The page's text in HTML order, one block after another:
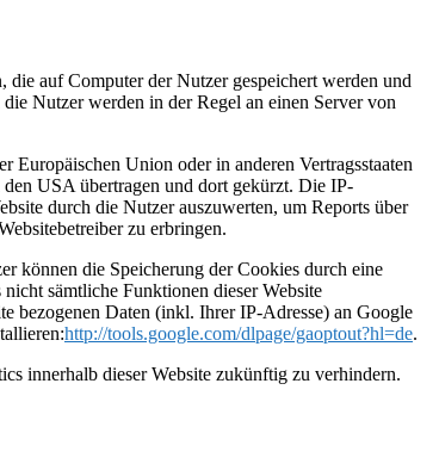
auf Computer der Nutzer gespeichert werden und
Nutzer werden in der Regel an einen Server von
Union oder in anderen Vertragsstaaten
USA übertragen und dort gekürzt. Die IP-
durch die Nutzer auszuwerten, um Reports über
zu erbringen.
können die Speicherung der Cookies durch eine
sämtliche Funktionen dieser Website
bezogenen Daten (inkl. Ihrer IP-Adresse) an Google
http://tools.google.com/dlpage/gaoptout?hl=de.
innerhalb dieser Website zukünftig zu verhindern.